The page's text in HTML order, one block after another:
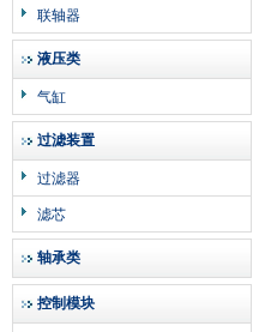
联轴器
液压类
气缸
过滤装置
过滤器
滤芯
轴承类
控制模块